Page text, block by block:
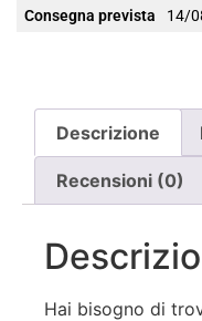
Consegna prevista 14/
Descrizione
Recensioni (0)
Hai bisogno di